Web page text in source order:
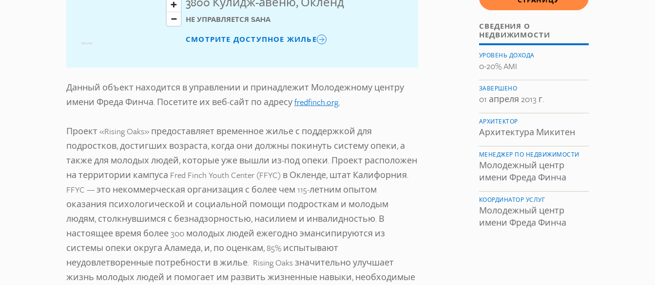
НЕ УПРАВЛЯЕТСЯ SAHA
СМОТРИТЕ ДОСТУПНОЕ ЖИЛЬЕ
СВЕДЕНИЯ О
НЕДВИЖИМОСТИ
УРОВЕНЬ ДОХОДА
0-20% AMI
ЗАВЕРШЕНО
01 апреля 2013 г.
АРХИТЕКТОР
Архитектура Микитен
МЕНЕДЖЕР ПО НЕДВИЖИМОСТИ
Молодежный центр
имени Фреда Финча
КООРДИНАТОР УСЛУГ
Молодежный центр
имени Фреда Финча
Данный объект находится в управлении и принадлежит Молодежному центру
имени Фреда Финча. Посетите их веб-сайт по адресуfredfinch.org.
Проект «Rising Oaks» предоставляет временное жилье с поддержкой для
подростков, достигших возраста, когда они должны покинуть систему опеки, а
также для молодых людей, которые уже вышли из-под опеки. Проект расположен
на территории кампуса Fred Finch Youth Center (FFYC) в Окленде, штат Калифорния.
FFYC — это некоммерческая организация с более чем 115-летним опытом
оказания психологической и социальной помощи подросткам и молодым
людям, столкнувшимся с безнадзорностью, насилием и инвалидностью. В
настоящее время более 300 молодых людей ежегодно эмансипируются из
системы опеки округа Аламеда, и, по оценкам, 85% испытывают
неудовлетворенные потребности в жилье. Rising Oaks значительно улучшает
жизнь молодых людей и помогает им развить жизненные навыки, необходимые